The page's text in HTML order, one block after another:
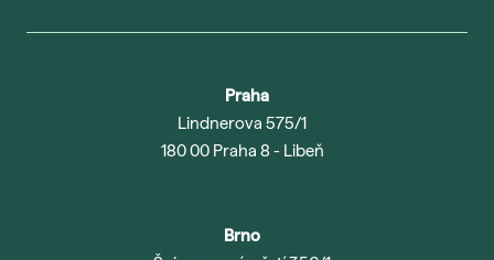
Praha
Lindnerova 575/1
180 00 Praha 8 - Libeň
Brno